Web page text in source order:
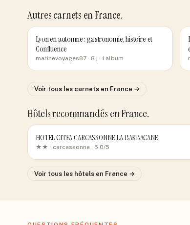
Autres carnets en France.
Lyon en automne : gastronomie, histoire et
Confluence
marinevoyages87 · 8 j · 1 album
Voir tous les carnets en France →
Hôtels recommandés en France.
HOTEL CITEA CARCASSONNE LA BARBACANE
★★ · carcassonne · 5.0/5
Voir tous les hôtels en France →